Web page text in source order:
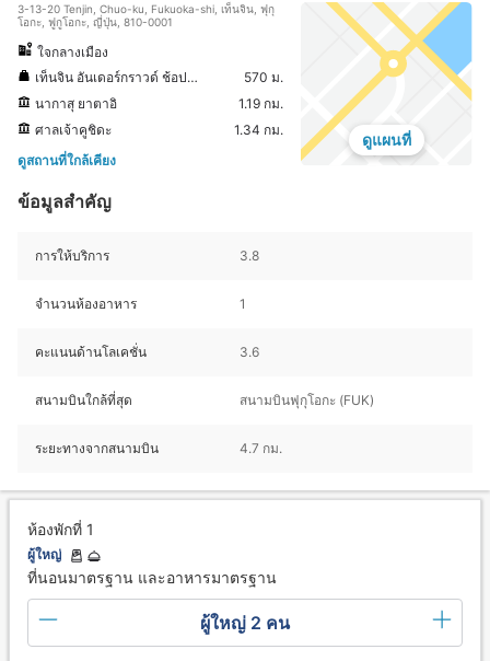
3-13-20 Tenjin, Chuo-ku, Fukuoka-shi, เท็นจิน, ฟุกุ
โอกะ, ฟูกูโอกะ, ญี่ปุ่น, 810-0001
ใจกลางเมือง
เท็นจิน อันเดอร์กราวด์ ช้อปปิ้งเซ็นเตอร์
570 ม.
นากาสุ ยาตาอิ
1.19 กม.
ศาลเจ้าคูชิดะ
1.34 กม.
ดูสถานที่ใกล้เคียง
ดูแผนที่
ข้อมูลสำคัญ
การให้บริการ 3.8
จำนวนห้องอาหาร 1
คะแนนด้านโลเคชั่น 3.6
สนามบินใกล้ที่สุด สนามบินฟุกุโอกะ (FUK)
ระยะทางจากสนามบิน 4.7 กม.
ห้องพักที่ 1
ผู้ใหญ่
ที่นอนมาตรฐาน และอาหารมาตรฐาน
ผู้ใหญ่ 2 คน